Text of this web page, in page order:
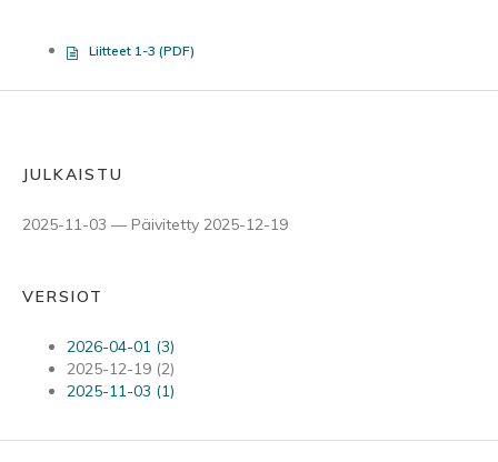
Liitteet 1-3 (PDF)
JULKAISTU
2025-11-03 — Päivitetty 2025-12-19
VERSIOT
2026-04-01 (3)
2025-12-19 (2)
2025-11-03 (1)